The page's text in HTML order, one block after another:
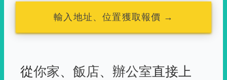
輸入地址、位置獲取報價 →
從你家、 飯店、 辦公室直接上